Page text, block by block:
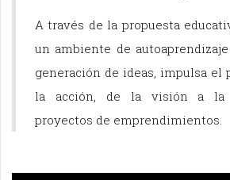
A través de la propuesta
un ambiente de
generación de ideas, impulsa el
la acción, de la visión a la
proyectos de emprendimientos.